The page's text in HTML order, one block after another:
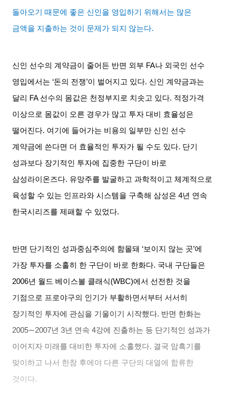
돌아오기 때문에 좋은 신인을 영입하기 위해서는 많은
금액을 지출하는 것이 문제가 되지 않는다.
신인 선수의 계약금이 줄어든 반면 외부 FA나 외국인 선수
영입에서는 ‘돈의 전쟁’이 벌어지고 있다. 신인 계약금과는
달리
FA선수의 몸값은 천정부지로 치솟고 있다. 적정가격
이상으로 몸값이 오른 경우가 많고 투자 대비 효율성은
떨어진다. 여기에 들어가는 비용의 일부만 신인 선수
계약금에 쓴다면 더 효율적인 투자가 될 수도 있다. 단기
성과보다 장기적인 투자에 집중한 구단이 바로
삼성라이온즈다. 유망주를 발굴하고 과학적이고 체계적으로
육성할 수 있는 인프라와 시스템을 구축해 삼성은 4년 연속
한국시리즈를 제패할 수 있었다.
반면 단기적인 성과중심주의에 함몰돼 ‘보이지 않는 곳’에
가장 투자를 소홀히 한 구단이 바로 한화다. 국내 구단들은
2006년 월드 베이스볼 클래식(WBC)에서 선전한 것을
기점으로 프로야구의 인기가 부활하면서부터 서서히
장기적인 투자에 관심을 기울이기 시작했다. 반면 한화는
2005∼2007년 3년 연속 4강에 진출하는 등 단기적인 성과가
이어지자 미래를 대비한 투자에 소홀했다. 결국 암흑기를
맞이하고 나서 한참 후에야 다른 구단의 대열에 합류한
것이다.